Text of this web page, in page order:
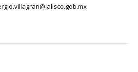
VILLAGRÁN HERNÁNDEZ